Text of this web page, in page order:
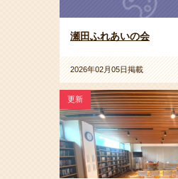
瀬田ふれあいの会
2026年02月05日掲載
更新